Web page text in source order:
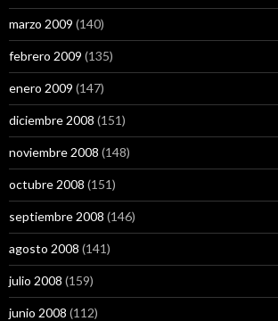
marzo 2009 (140)
febrero 2009 (135)
enero 2009 (147)
diciembre 2008 (151)
noviembre 2008 (148)
octubre 2008 (151)
septiembre 2008 (146)
agosto 2008 (141)
julio 2008 (159)
junio 2008 (112)